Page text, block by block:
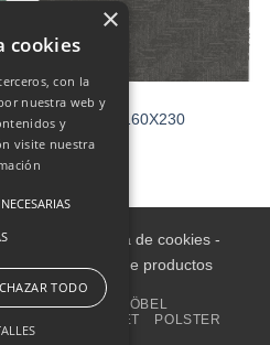
TEPPICHE
ALFOMBRA 160X230
Política de cookies-
sobre catálogo de productos
GARTENMÖBEL
OUTLET POLSTER
×
cookies
con la
nuestra web y
y
visite nuestra
TODO